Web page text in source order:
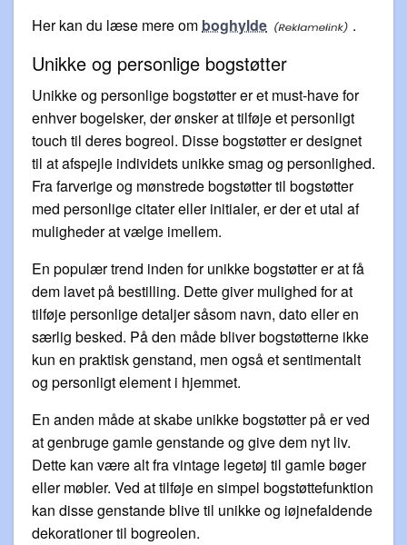
Her kan du læse mere om boghylde .
Unikke og personlige bogstøtter
Unikke og personlige bogstøtter er et must-have for
enhver bogelsker, der ønsker at tilføje et personligt
touch til deres bogreol. Disse bogstøtter er designet
til at afspejle individets unikke smag og personlighed.
Fra farverige og mønstrede bogstøtter til bogstøtter
med personlige citater eller initialer, er der et utal af
muligheder at vælge imellem.
En populær trend inden for unikke bogstøtter er at få
dem lavet på bestilling. Dette giver mulighed for at
tilføje personlige detaljer såsom navn, dato eller en
særlig besked. På den måde bliver bogstøtterne ikke
kun en praktisk genstand, men også et sentimentalt
og personligt element i hjemmet.
En anden måde at skabe unikke bogstøtter på er ved
at genbruge gamle genstande og give dem nyt liv.
Dette kan være alt fra vintage legetøj til gamle bøger
eller møbler. Ved at tilføje en simpel bogstøttefunktion
kan disse genstande blive til unikke og iøjnefaldende
dekorationer til bogreolen.